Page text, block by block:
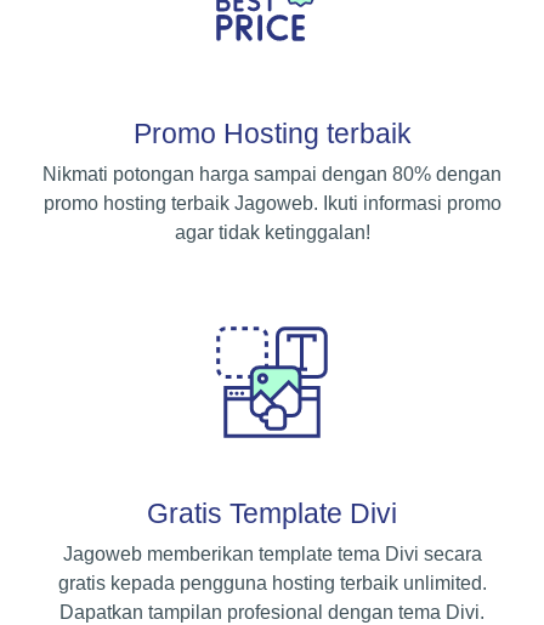
Promo Hosting terbaik
Nikmati potongan harga sampai dengan 80% dengan
promo hosting terbaik Jagoweb. Ikuti informasi promo
agar tidak ketinggalan!
Gratis Template Divi
Jagoweb memberikan template tema Divi secara
gratis kepada pengguna hosting terbaik unlimited.
Dapatkan tampilan profesional dengan tema Divi.